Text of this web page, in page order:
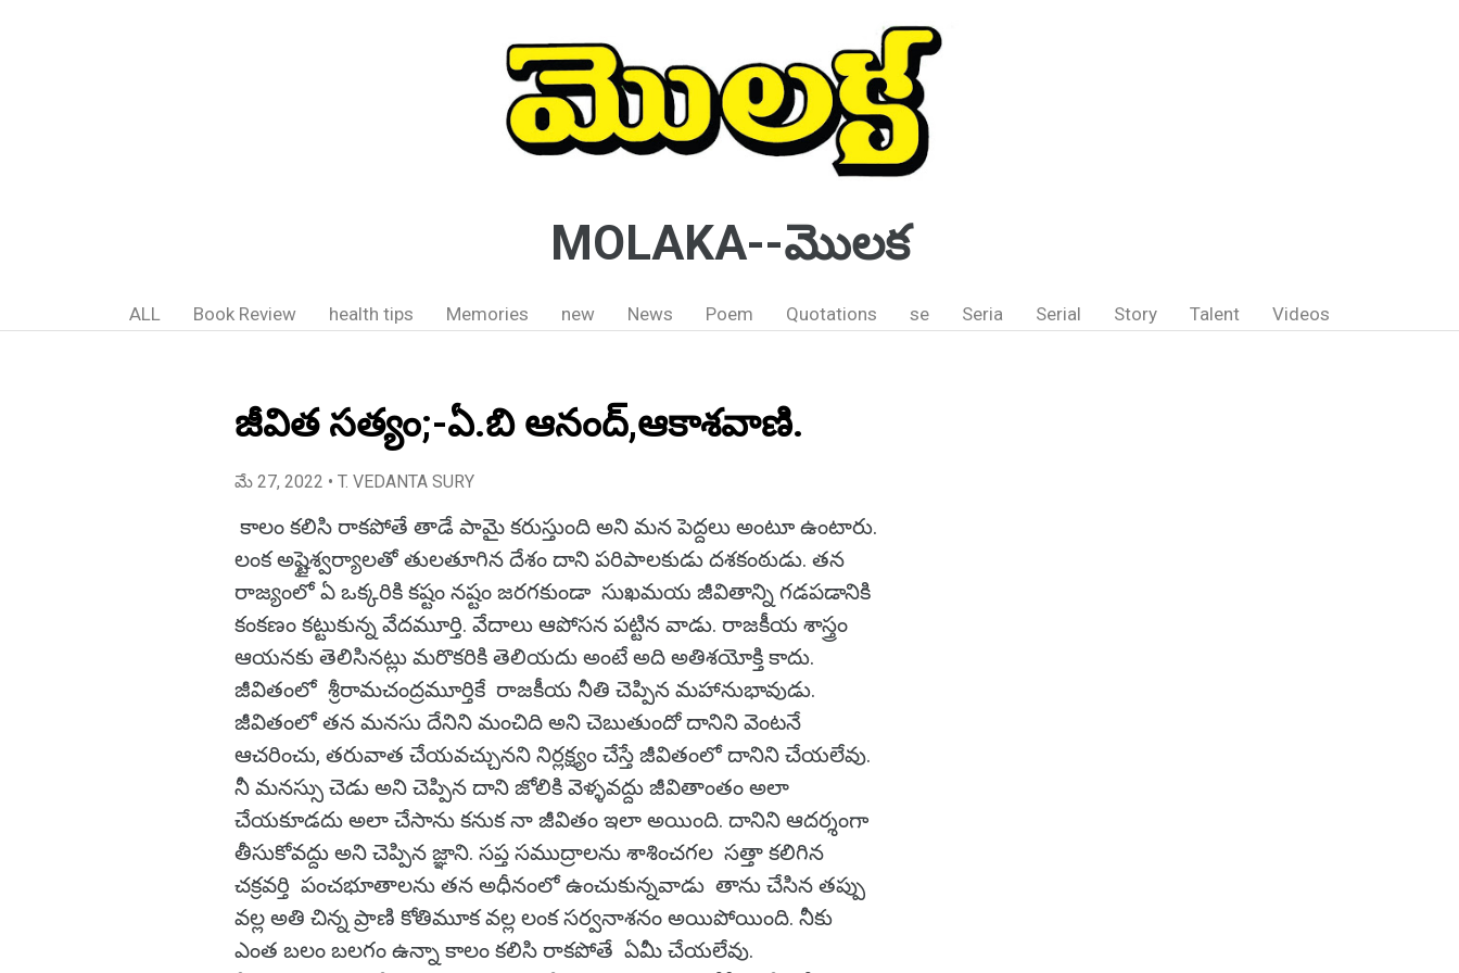
MOLAKA--మొలక
ALL Book Review health tips Memories new News Poem Quotations se Seria Serial Story Talent Videos
జీవిత సత్యం;-ఏ.బి ఆనంద్,ఆకాశవాణి.
మే 27, 2022 • T. VEDANTA SURY
కాలం కలిసి రాకపోతే తాడే పామై కరుస్తుంది అని మన పెద్దలు అంటూ ఉంటారు.
లంక అష్టైశ్వర్యాలతో తులతూగిన దేశం దాని పరిపాలకుడు దశకంఠుడు. తన
రాజ్యంలో ఏ ఒక్కరికి కష్టం నష్టం జరగకుండా సుఖమయ జీవితాన్ని గడపడానికి
కంకణం కట్టుకున్న వేదమూర్తి. వేదాలు ఆపోసన పట్టిన వాడు. రాజకీయ శాస్త్రం
ఆయనకు తెలిసినట్లు మరొకరికి తెలియదు అంటే అది అతిశయోక్తి కాదు.
జీవితంలో శ్రీరామచంద్రమూర్తికే రాజకీయ నీతి చెప్పిన మహానుభావుడు.
జీవితంలో తన మనసు దేనిని మంచిది అని చెబుతుందో దానిని వెంటనే
ఆచరించు, తరువాత చేయవచ్చునని నిర్లక్ష్యం చేస్తే జీవితంలో దానిని చేయలేవు.
నీ మనస్సు చెడు అని చెప్పిన దాని జోలికి వెళ్ళవద్దు జీవితాంతం అలా
చేయకూడదు అలా చేసాను కనుక నా జీవితం ఇలా అయింది. దానిని ఆదర్శంగా
తీసుకోవద్దు అని చెప్పిన జ్ఞాని. సప్త సముద్రాలను శాశించగల సత్తా కలిగిన
చక్రవర్తి పంచభూతాలను తన అధీనంలో ఉంచుకున్నవాడు తాను చేసిన తప్పు
వల్ల అతి చిన్న ప్రాణి కోతిమూక వల్ల లంక సర్వనాశనం అయిపోయింది. నీకు
ఎంత బలం బలగం ఉన్నా కాలం కలిసి రాకపోతే ఏమీ చేయలేవు.